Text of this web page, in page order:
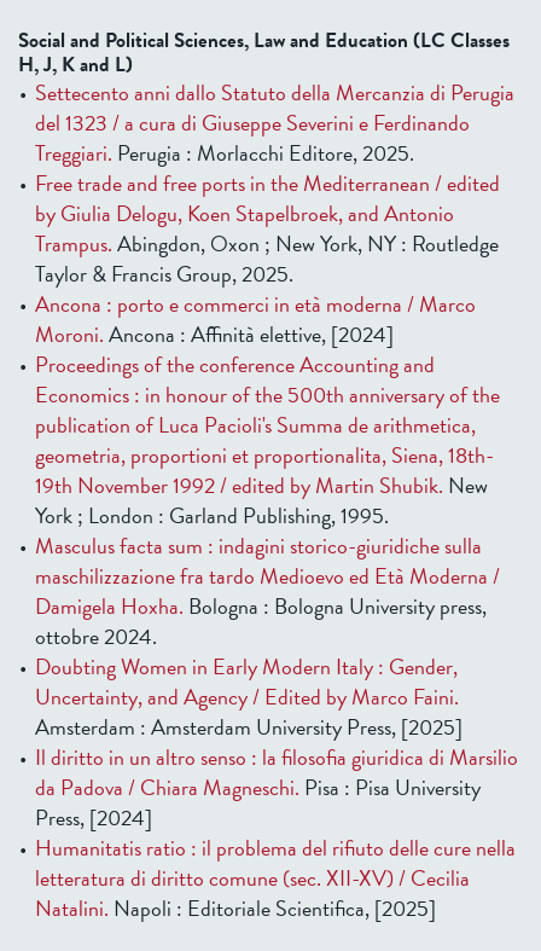
Social and Political Sciences, Law and Education (LC Classes
H, J, K and L)
Settecento anni dallo Statuto della Mercanzia di Perugia
del 1323 / a cura di Giuseppe Severini e Ferdinando
Treggiari. Perugia : Morlacchi Editore, 2025.
Free trade and free ports in the Mediterranean / edited
by Giulia Delogu, Koen Stapelbroek, and Antonio
Trampus.Abingdon, Oxon ; New York, NY : Routledge
Taylor & Francis Group, 2025.
Ancona : porto e commerci in età moderna / Marco
Moroni.Ancona : Affinità elettive, [2024]
Proceedings of the conference Accounting and
Economics : in honour of the 500th anniversary of the
publication of Luca Pacioli's Summa de arithmetica,
geometria, proportioni et proportionalita, Siena, 18th-
19th November 1992 / edited by Martin Shubik. New
York ; London : Garland Publishing, 1995.
Masculus facta sum : indagini storico-giuridiche sulla
maschilizzazione fra tardo Medioevo ed Età Moderna /
Damigela Hoxha. Bologna : Bologna University press,
ottobre 2024.
Doubting Women in Early Modern Italy : Gender,
Uncertainty, and Agency / Edited by Marco Faini.
Amsterdam : Amsterdam University Press, [2025]
Il diritto in un altro senso : la filosofia giuridica di Marsilio
da Padova / Chiara Magneschi. Pisa : Pisa University
Press, [2024]
Humanitatis ratio : il problema del rifiuto delle cure nella
letteratura di diritto comune (sec. XII-XV) / Cecilia
Natalini. Napoli : Editoriale Scientifica, [2025]